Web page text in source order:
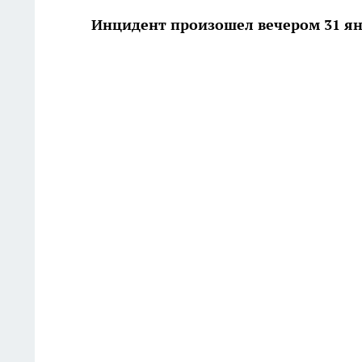
Инцидент произошел вечером 31